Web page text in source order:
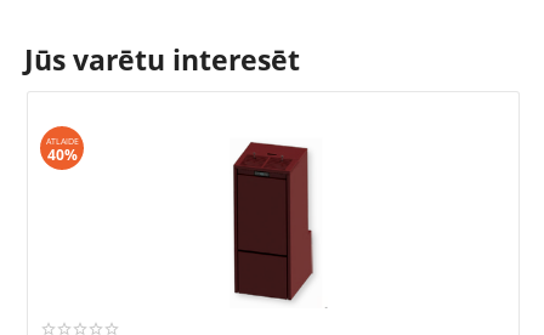
Jūs varētu interesēt
ATLAIDE
40%